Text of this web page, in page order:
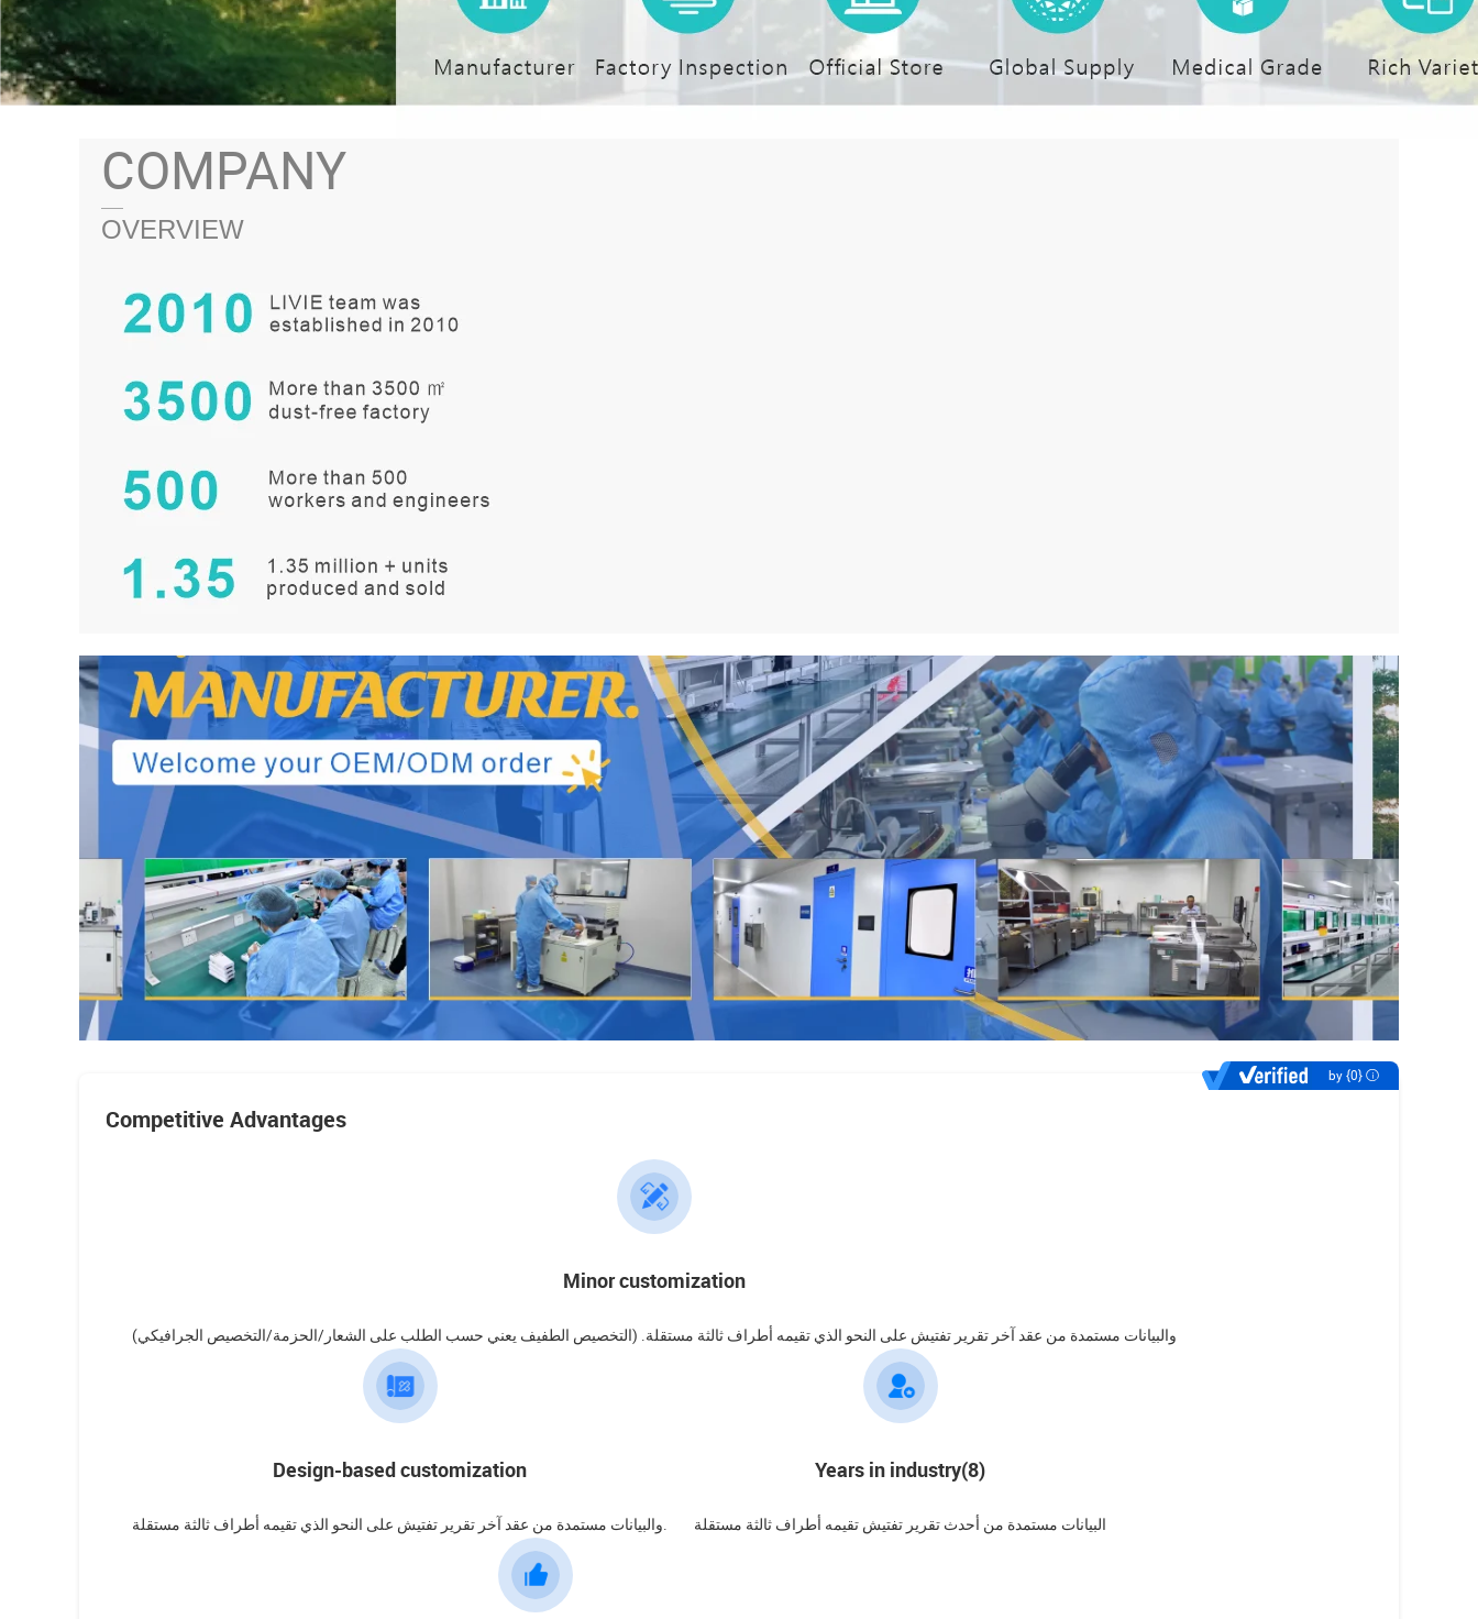
COMPANY
——
OVERVIEW
Competitive Advantages
by {0}
Minor customization
والبيانات مستمدة من عقد آخر تقرير تفتيش على النحو الذي تقيمه أطراف ثالثة مستقلة. (التخصيص الطفيف يعني حسب الطلب على الشعار/الحزمة/التخصيص الجرافيكي)
Design-based customization Years in industry(8)
البيانات مستمدة من أحدث تقرير تفتيش تقيمه أطراف ثالثة مستقلة